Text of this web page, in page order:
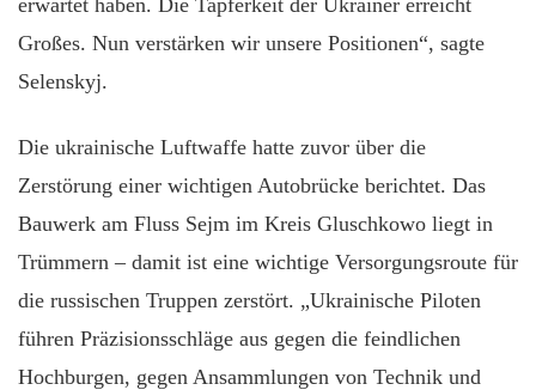
erwartet haben. Die Tapferkeit der Ukrainer erreicht
Großes. Nun verstärken wir unsere Positionen“, sagte
Selenskyj.
Die ukrainische Luftwaffe hatte zuvor über die
Zerstörung einer wichtigen Autobrücke berichtet. Das
Bauwerk am Fluss Sejm im Kreis Gluschkowo liegt in
Trümmern – damit ist eine wichtige Versorgungsroute für
die russischen Truppen zerstört. „Ukrainische Piloten
führen Präzisionsschläge aus gegen die feindlichen
Hochburgen, gegen Ansammlungen von Technik und